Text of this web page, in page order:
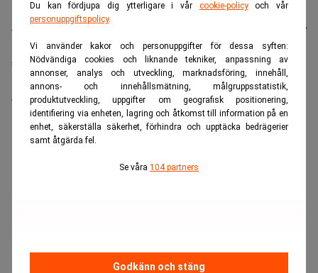
Du kan fördjupa dig ytterligare i vår cookie-policyoch vår
personuppgiftspolicy.
Vi använder kakor och personuppgifter för dessa syften:
Nödvändiga cookies och liknande tekniker, anpassning av
annonser, analys och utveckling, marknadsföring, innehåll,
annons- och innehållsmätning, målgruppsstatistik,
produktutveckling, uppgifter om geografisk positionering,
identifiering via enheten, lagring och åtkomst till information på en
enhet, säkerställa säkerhet, förhindra och upptäcka bedrägerier
samt åtgärda fel.
Se våra 104 partners
Godkänn och stäng
JPMorgan Chase vd Jamie Dimon anser att investerare
underskattar de geopolitiska och finanspolitiska risker
som hotar världsekonomin. I en intervju säger han att
han i nuläget varken skulle köpa aktier eller långa
amerikanska statsobligationer till rådande priser.
ANNONS